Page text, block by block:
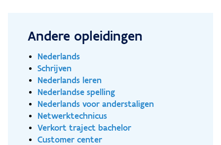
Andere opleidingen
Nederlands
Schrijven
Nederlands leren
Nederlandse spelling
Nederlands voor anderstaligen
Netwerktechnicus
Verkort traject bachelor
Customer center